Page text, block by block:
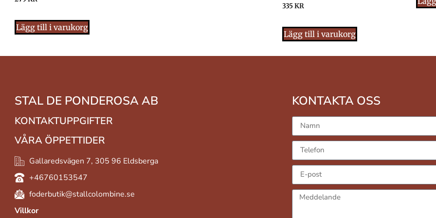
Lägg till i varukorg
335KR
Lägg till i varukorg
STAL DE PONDEROSA AB
KONTAKTUPPGIFTER
VÅRA ÖPPETTIDER
Gallaredsvägen 7, 305 96 Eldsberga
+46760153547
foderbutik@stallcolombine.se
Villkor
KONTAKTA OSS